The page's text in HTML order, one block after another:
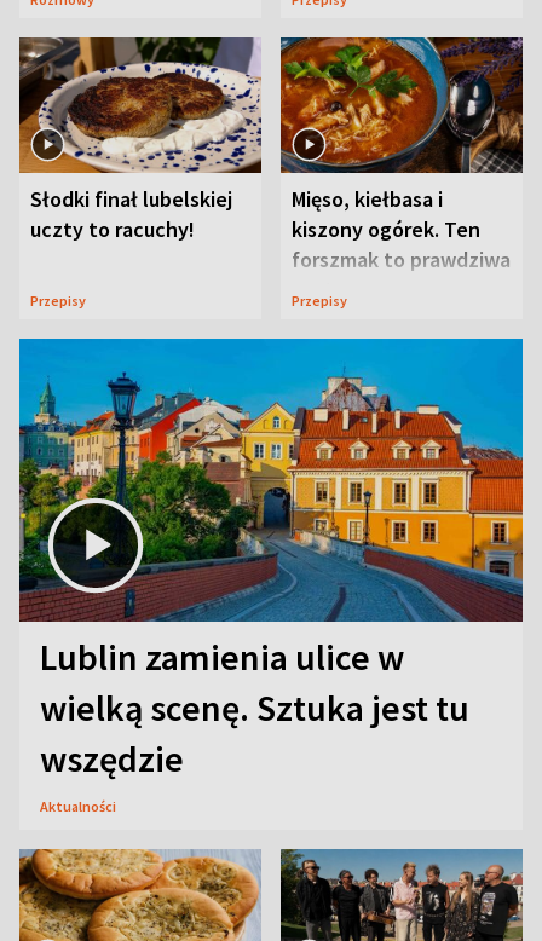
Słodki finał lubelskiej
uczty to racuchy!
Przepisy
Mięso, kiełbasa i
kiszony ogórek. Ten
forszmak to prawdziwa
uczta
Przepisy
Lublin zamienia ulice w
wielką scenę. Sztuka jest tu
wszędzie
Aktualności